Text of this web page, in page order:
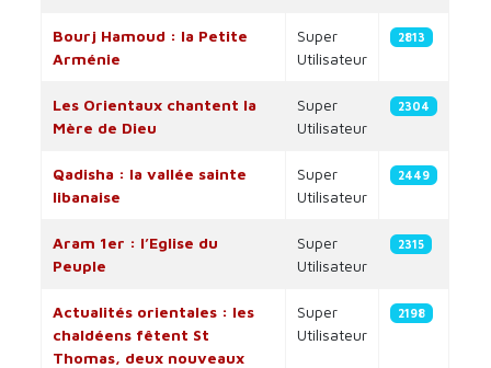
Bourj Hamoud : la Petite
Arménie
Super
Utilisateur
2813
Les Orientaux chantent la
Mère de Dieu
Super
Utilisateur
2304
Qadisha : la vallée sainte
libanaise
Super
Utilisateur
2449
Aram 1er : l’Eglise du
Peuple
Super
Utilisateur
2315
Actualités orientales : les
chaldéens fêtent St
Thomas, deux nouveaux
Super
Utilisateur
2198